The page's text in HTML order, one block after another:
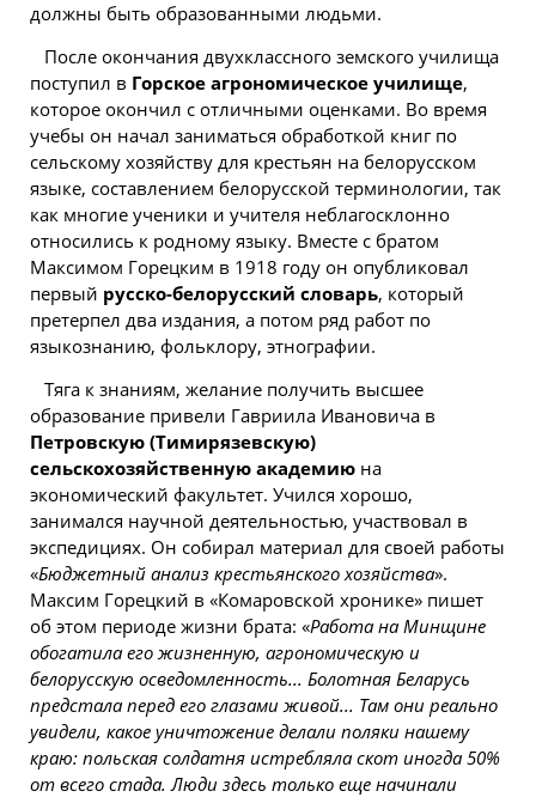
должны быть образованными людьми.
После окончания двухклассного земского училища
поступил в Горское агрономическое училище,
которое окончил с отличными оценками. Во время
учебы он начал заниматься обработкой книг по
сельскому хозяйству для крестьян на белорусском
языке, составлением белорусской терминологии, так
как многие ученики и учителя неблагосклонно
относились к родному языку. Вместе с братом
Максимом Горецким в 1918 году он опубликовал
первый русско-белорусский словарь, который
претерпел два издания, а потом ряд работ по
языкознанию, фольклору, этнографии.
Тяга к знаниям, желание получить высшее
образование привели Гавриила Ивановича в
Петровскую (Тимирязевскую)
сельскохозяйственную академию на
экономический факультет. Учился хорошо,
занимался научной деятельностью, участвовал в
экспедициях. Он собирал материал для своей работы
«Бюджетный анализ крестьянского хозяйства».
Максим Горецкий в «Комаровской хронике» пишет
об этом периоде жизни брата: «Работа на Минщине
обогатила его жизненную, aгрономическую и
белорусскую осведомленность... Болотная Беларусь
предстала перед его глазами живой... Там они реально
увидели, какое уничтожение делали поляки нашему
краю: польская солдатня истребляла скот иногда 50%
от всего стада. Люди здесь только еще начинали